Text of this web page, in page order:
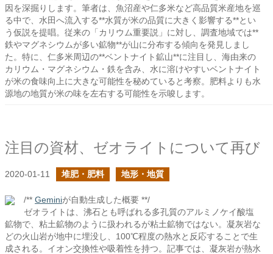
因を深掘りします。筆者は、魚沼産や仁多米など高品質米産地を巡
る中で、水田へ流入する**水質が米の品質に大きく影響する**とい
う仮説を提唱。従来の「カリウム重要説」に対し、調査地域では**
鉄やマグネシウムが多い鉱物**が山に分布する傾向を発見しまし
た。特に、仁多米周辺の**ベントナイト鉱山**に注目し、海由来の
カリウム・マグネシウム・鉄を含み、水に溶けやすいベントナイト
が米の食味向上に大きな可能性を秘めていると考察。肥料よりも水
源地の地質が米の味を左右する可能性を示唆します。
注目の資材、ゼオライトについて再び
2020-01-11 堆肥・肥料 地形・地質
/** Geminiが自動生成した概要 **/
ゼオライトは、沸石とも呼ばれる多孔質のアルミノケイ酸塩
鉱物で、粘土鉱物のように扱われるが粘土鉱物ではない。凝灰岩な
どの火山岩が地中に埋没し、100℃程度の熱水と反応することで生
成される。イオン交換性や吸着性を持つ。記事では、凝灰岩が熱水